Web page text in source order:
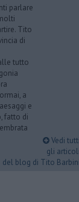
parlare
Tito
di
tutto
a
e
fatto di
Vedi tutti
gli articoli
del blog di Tito Barbini